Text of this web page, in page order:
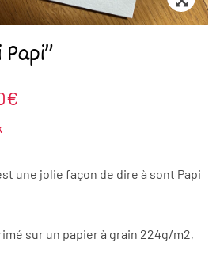
€
à
une jolie façon de dire à sont Papi
sur un papier à grain 224g/m2,